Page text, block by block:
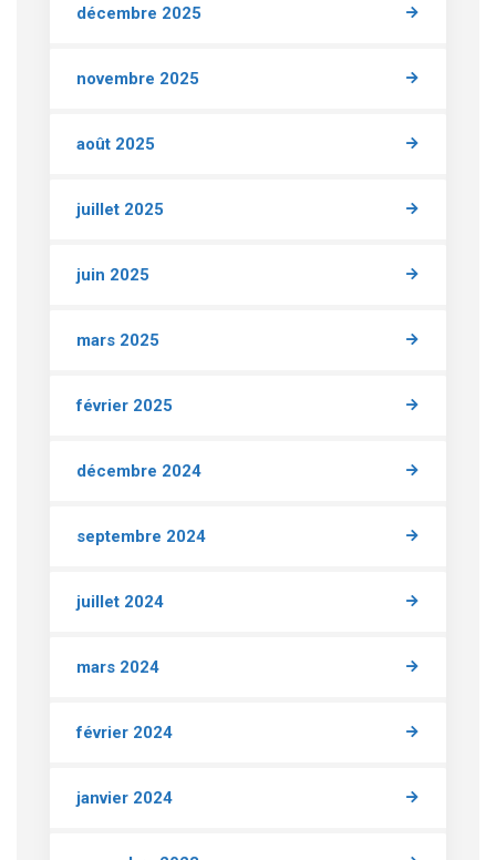
décembre 2025
novembre 2025
août 2025
juillet 2025
juin 2025
mars 2025
février 2025
décembre 2024
septembre 2024
juillet 2024
mars 2024
février 2024
janvier 2024